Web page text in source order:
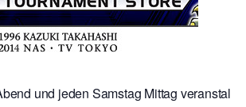
und jeden Samstag Mittag